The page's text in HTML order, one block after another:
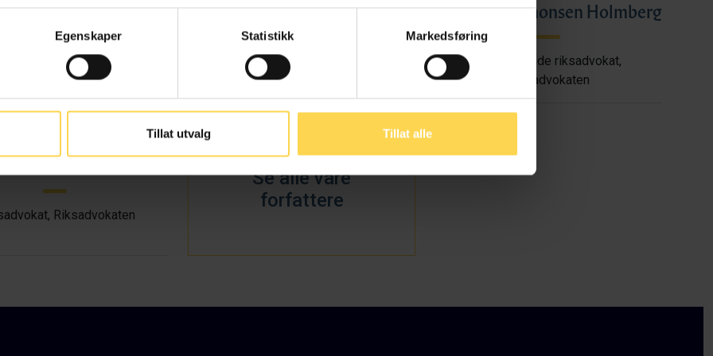
Egenskaper Statistikk Markedsføring
Tillat utvalg Tillat alle
Frøberg
Riksadvokaten
Anne Grøstad
Førstestatsadvokat, Riksadvokaten
Torunn Salomonsen Holmberg
Assisterende riksadvokat,
Riksadvokaten
Skre
Riksadvokaten
Se alle våre
forfattere